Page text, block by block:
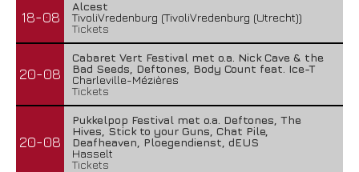
18-08
Alcest
TivoliVredenburg (TivoliVredenburg (Utrecht))
Tickets
20-08
Cabaret Vert Festival met o.a. Nick Cave & the
Bad Seeds, Deftones, Body Count feat. Ice-T
Charleville-Mézières
Tickets
20-08
Pukkelpop Festival met o.a. Deftones, The
Hives, Stick to your Guns, Chat Pile,
Deafheaven, Ploegendienst, dEUS
Hasselt
Tickets